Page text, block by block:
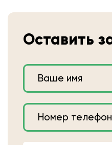
Оставить